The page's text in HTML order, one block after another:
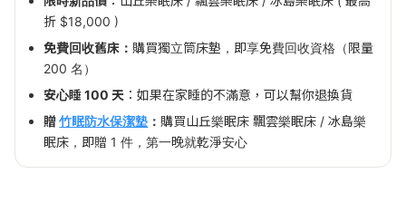
折 $18,000 )
免費回收舊床： 購買獨立筒床墊，即享免費回收資格（限量
200 名）
安心睡 100 天 ：如果在家睡的不滿意，可以幫你退換貨
贈竹眠防水保潔墊 ： 購買山丘樂眠床 飄雲樂眠床 / 冰島樂
眠床，即贈 1 件，第一晚就乾淨安心